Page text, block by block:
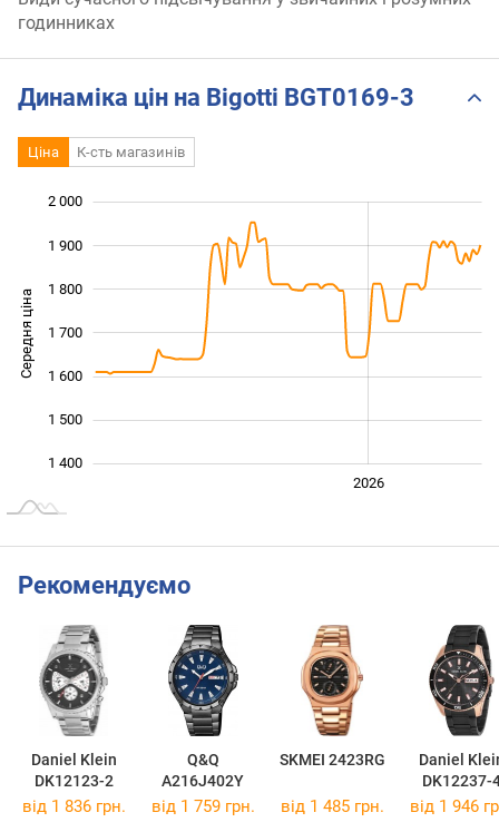
годинниках
Динаміка цін на Bigotti BGT0169-3
Ціна К-сть магазинів
Середня ціна 1 400
1 400
1 500
1 600
1 700
1 800
1 900
2 000
2026
Рекомендуємо
Daniel Klein
DK12123-2
Q&Q
A216J402Y
SKMEI 2423RG
Daniel
DK12237-
від 1 836 грн. від 1 759 грн. від 1 485 грн. від 1 946